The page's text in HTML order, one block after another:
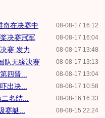
08-08-17 16:12
奇在决赛中
08-08-17 16:04
决赛冠军
08-08-17 13:48
赛 发力
08-08-17 13:13
队无缘决赛
08-08-17 13:04
四晋...
08-08-17 10:58
出决...
08-08-16 16:33
名结...
08-08-15 22:24
艇...